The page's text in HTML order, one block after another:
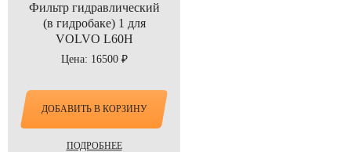
Фильтр гидравлический
(в гидробаке) 1 для
VOLVO L60H
Цена: 16500 ₽
ДОБАВИТЬ В КОРЗИНУ
ПОДРОБНЕЕ